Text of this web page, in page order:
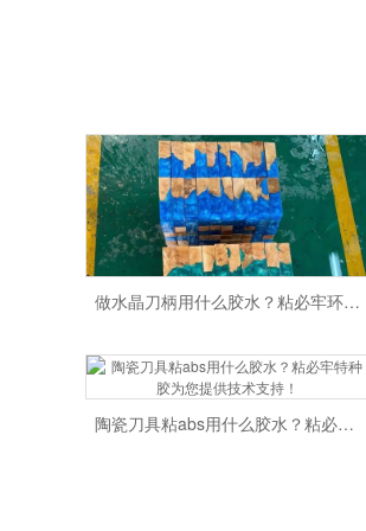
做水晶刀柄用什么胶水？粘必牢环氧树脂ab胶为您提供技术支持！
陶瓷刀具粘abs用什么胶水？粘必牢特种胶为您提供技术支持！